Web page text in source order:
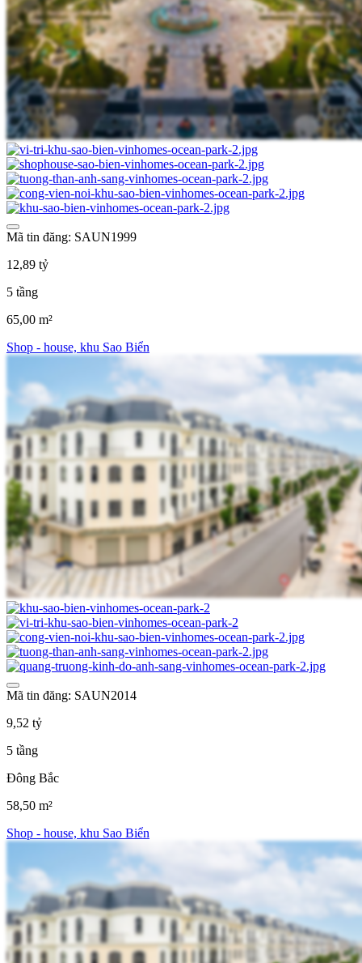
Mã tin đăng: SAUN1999
12,89 tỷ
5 tầng
65,00 m²
Shop - house, khu Sao Biển
Mã tin đăng: SAUN2014
9,52 tỷ
5 tầng
Đông Bắc
58,50 m²
Shop - house, khu Sao Biển